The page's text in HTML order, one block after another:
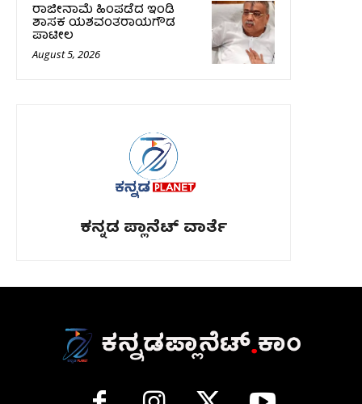
ರಾಜೀನಾಮೆ ಹಿಂಪಡೆದ ಇಂಡಿ
ಶಾಸಕ ಯಶವಂತರಾಯಗೌಡ
ಪಾಟೀಲ
August 5, 2026
ಕನ್ನಡ ಪ್ಲಾನೆಟ್ ವಾರ್ತೆ